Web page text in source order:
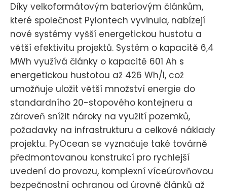
Díky velkoformátovým bateriovým článkům,
které společnost Pylontech vyvinula, nabízejí
nové systémy vyšší energetickou hustotu a
větší efektivitu projektů. Systém o kapacitě 6,4
MWh využívá články o kapacitě 601 Ah s
energetickou hustotou až 426 Wh/l, což
umožňuje uložit větší množství energie do
standardního 20-stopového kontejneru a
zároveň snížit nároky na využití pozemků,
požadavky na infrastrukturu a celkové náklady
projektu. PyOcean se vyznačuje také továrně
předmontovanou konstrukcí pro rychlejší
uvedení do provozu, komplexní víceúrovňovou
bezpečnostní ochranou od úrovně článků až